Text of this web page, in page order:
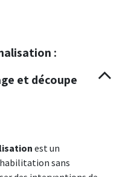
:
et découpe
est un
sans